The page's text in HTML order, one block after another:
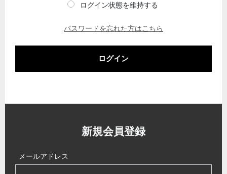
ログイン状態を維持する
パスワードを忘れた方はこちら
ログイン
新規会員登録
メールアドレス